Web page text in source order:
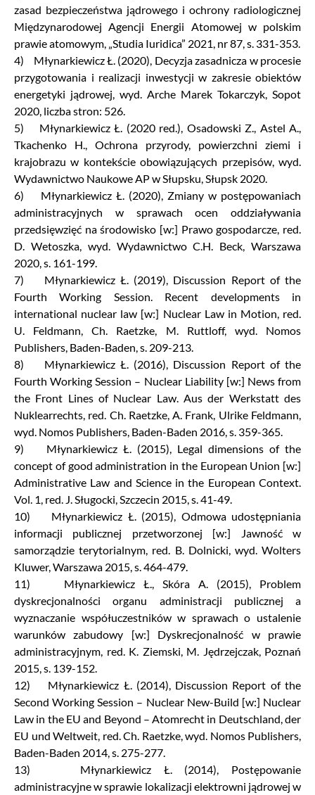
zasad bezpieczeństwa jądrowego i ochrony radiologicznej
Międzynarodowej Agencji Energii Atomowej w polskim
prawie atomowym, „Studia Iuridica” 2021, nr 87, s. 331-353.
4) Młynarkiewicz Ł. (2020), Decyzja zasadnicza w procesie
przygotowania i realizacji inwestycji w zakresie obiektów
energetyki jądrowej, wyd. Arche Marek Tokarczyk, Sopot
2020, liczba stron: 526.
5) Młynarkiewicz Ł. (2020 red.), Osadowski Z., Astel A.,
Tkachenko H., Ochrona przyrody, powierzchni ziemi i
krajobrazu w kontekście obowiązujących przepisów, wyd.
Wydawnictwo Naukowe AP w Słupsku, Słupsk 2020.
6) Młynarkiewicz Ł. (2020), Zmiany w postępowaniach
administracyjnych w sprawach ocen oddziaływania
przedsięwzięć na środowisko [w:] Prawo gospodarcze, red.
D. Wetoszka, wyd. Wydawnictwo C.H. Beck, Warszawa
2020, s. 161-199.
7) Młynarkiewicz Ł. (2019), Discussion Report of the
Fourth Working Session. Recent developments in
international nuclear law [w:] Nuclear Law in Motion, red.
U. Feldmann, Ch. Raetzke, M. Ruttloff, wyd. Nomos
Publishers, Baden-Baden, s. 209-213.
8) Młynarkiewicz Ł. (2016), Discussion Report of the
Fourth Working Session – Nuclear Liability [w:] News from
the Front Lines of Nuclear Law. Aus der Werkstatt des
Nuklearrechts, red. Ch. Raetzke, A. Frank, Ulrike Feldmann,
wyd. Nomos Publishers, Baden-Baden 2016, s. 359-365.
9) Młynarkiewicz Ł. (2015), Legal dimensions of the
concept of good administration in the European Union [w:]
Administrative Law and Science in the European Context.
Vol. 1, red. J. Sługocki, Szczecin 2015, s. 41-49.
10) Młynarkiewicz Ł. (2015), Odmowa udostępniania
informacji publicznej przetworzonej [w:] Jawność w
samorządzie terytorialnym, red. B. Dolnicki, wyd. Wolters
Kluwer, Warszawa 2015, s. 464-479.
11) Młynarkiewicz Ł., Skóra A. (2015), Problem
dyskrecjonalności organu administracji publicznej a
wyznaczanie współuczestników w sprawach o ustalenie
warunków zabudowy [w:] Dyskrecjonalność w prawie
administracyjnym, red. K. Ziemski, M. Jędrzejczak, Poznań
2015, s. 139-152.
12) Młynarkiewicz Ł. (2014), Discussion Report of the
Second Working Session – Nuclear New-Build [w:] Nuclear
Law in the EU and Beyond – Atomrecht in Deutschland, der
EU und Weltweit, red. Ch. Raetzke, wyd. Nomos Publishers,
Baden-Baden 2014, s. 275-277.
13) Młynarkiewicz Ł. (2014), Postępowanie
administracyjne w sprawie lokalizacji elektrowni jądrowej w